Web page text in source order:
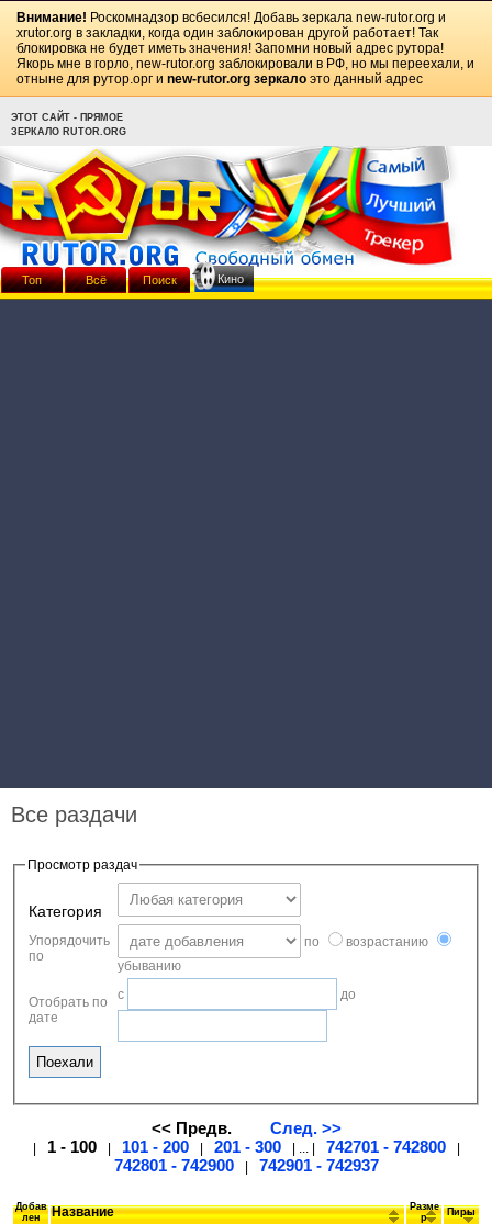
Внимание! Роскомнадзор всбесился! Добавь зеркала new-rutor.org и
xrutor.org в закладки, когда один заблокирован другой работает! Так
блокировка не будет иметь значения! Запомни новый адрес рутора!
Якорь мне в горло, new-rutor.org заблокировали в РФ, но мы переехали, и
отныне для рутор.орг и new-rutor.org зеркало это данный адрес
ЭТОТ САЙТ - ПРЯМОЕ
ЗЕРКАЛО RUTOR.ORG
Все раздачи
Просмотр раздач
Категория
Упорядочить
по
по
возрастанию
убыванию
Отобрать по
дате
с до
<< Предв. След. >>
| 1 - 100 | 101 - 200 | 201 - 300 | ... | 742701 - 742800 |
742801 - 742900 | 742901 - 742937
Добав
лен
Название
Разме
р
Пиры